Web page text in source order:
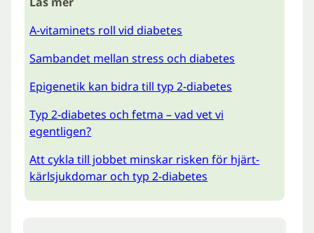
A-vitaminets roll vid diabetes
Sambandet mellan stress och diabetes
Epigenetik kan bidra till typ 2-diabetes
Typ 2-diabetes och fetma – vad vet vi
egentligen?
Att cykla till jobbet minskar risken för hjärt-
kärlsjukdomar och typ 2-diabetes